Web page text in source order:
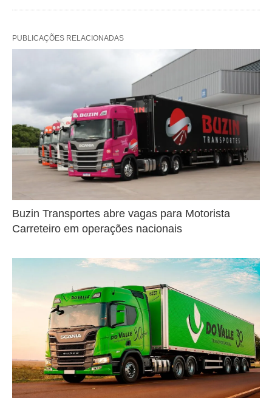
PUBLICAÇÕES RELACIONADAS
Buzin Transportes abre vagas para Motorista
Carreteiro em operações nacionais